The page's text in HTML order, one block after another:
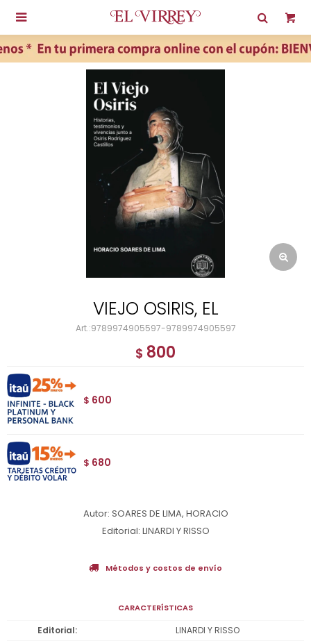

VIEJO OSIRIS, EL
9789974905597-9789974905597
$ 800
$ 600
$ 680
Autor: SOARES DE LIMA, HORACIO
Editorial: LINARDI Y RISSO
Métodos y costos de envío
CARACTERÍSTICAS
Editorial
LINARDI Y RISSO